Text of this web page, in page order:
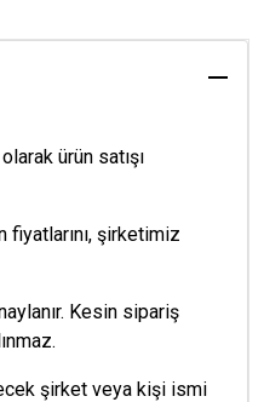
ürün satışı
şirketimiz
Kesin sipariş
şirket veya kişi ismi